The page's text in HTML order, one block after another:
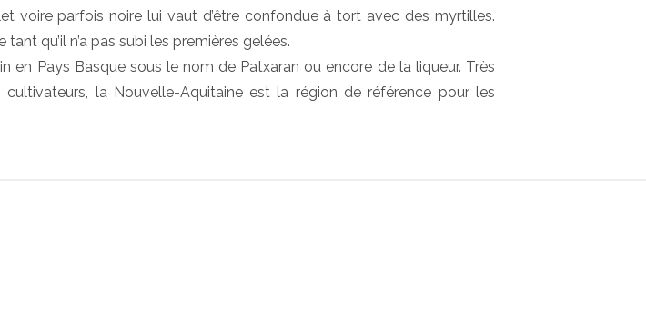
voire parfois noire lui vaut d’être confondue à tort avec des myrtilles.
qu’il n’a pas subi les premières gelées.
Pays Basque sous le nom de Patxaran ou encore de la liqueur. Très
la Nouvelle-Aquitaine est la région de référence pour les